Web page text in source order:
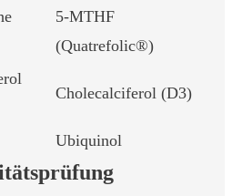
5-MTHF
(Quatrefolic®)
Cholecalciferol (D3)
Ubiquinol